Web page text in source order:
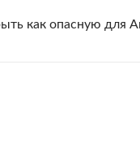
как опасную для